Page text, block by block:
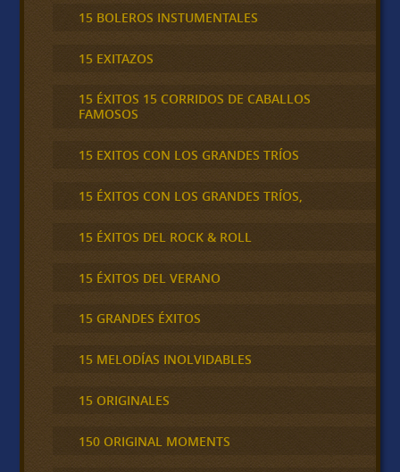
15 BOLEROS INSTUMENTALES
15 EXITAZOS
15 ÉXITOS 15 CORRIDOS DE CABALLOS
FAMOSOS
15 EXITOS CON LOS GRANDES TRÍOS
15 ÉXITOS CON LOS GRANDES TRÍOS,
15 ÉXITOS DEL ROCK & ROLL
15 ÉXITOS DEL VERANO
15 GRANDES ÉXITOS
15 MELODÍAS INOLVIDABLES
15 ORIGINALES
150 ORIGINAL MOMENTS